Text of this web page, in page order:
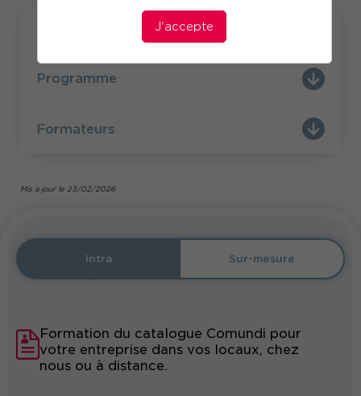
J'accepte
Programme
Formateurs
Mis à jour le 23/02/2026
Intra Sur-mesure
Formation du catalogue Comundi pour
votre entreprise dans vos locaux, chez
nous ou à distance.